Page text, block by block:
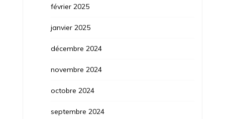
février 2025
janvier 2025
décembre 2024
novembre 2024
octobre 2024
septembre 2024